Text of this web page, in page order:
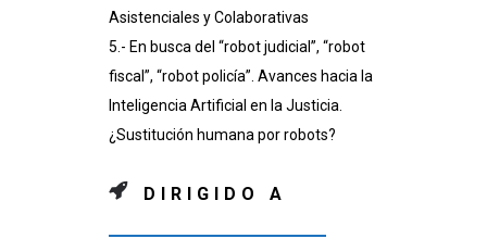
Asistenciales y Colaborativas
5.- En busca del “robot judicial”, “robot
fiscal”, “robot policía”. Avances hacia la
Inteligencia Artificial en la Justicia.
¿Sustitución humana por robots?
DIRIGIDO A